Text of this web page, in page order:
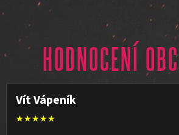
HODNOCENÍ
Vít Vápeník
★★★★★